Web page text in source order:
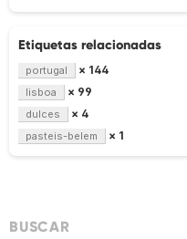
Etiquetas relacionadas
portugal × 144
lisboa × 99
dulces × 4
pasteis-belem × 1
BUSCAR